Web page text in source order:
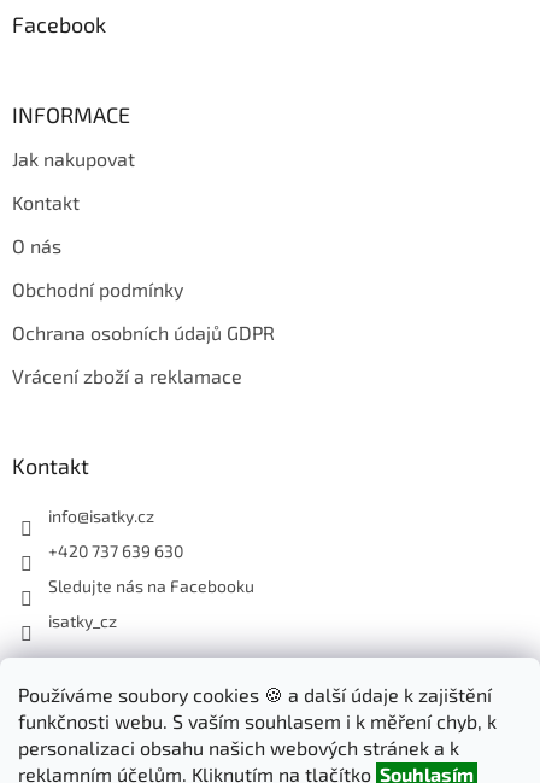
Používáme soubory cookies 🍪 a další údaje k zajištění
funkčnosti webu. S vaším souhlasem i k měření chyb, k
personalizaci obsahu našich webových stránek a k
reklamním účelům. Kliknutím na tlačítko Souhlasím
Facebook
INFORMACE
Jak nakupovat
Kontakt
O nás
Obchodní podmínky
Ochrana osobních údajů GDPR
Vrácení zboží a reklamace
Kontakt
info@isatky.cz
+420 737 639 630
Sledujte nás na Facebooku
isatky_cz
Odebírat newsletter
Vložte svůj e-mail a my vám budeme zasílat informace o nových
produktech na našem e-shopu.